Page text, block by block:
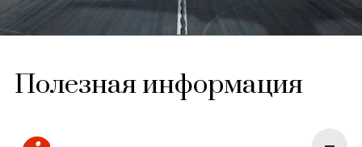
Полезная информация